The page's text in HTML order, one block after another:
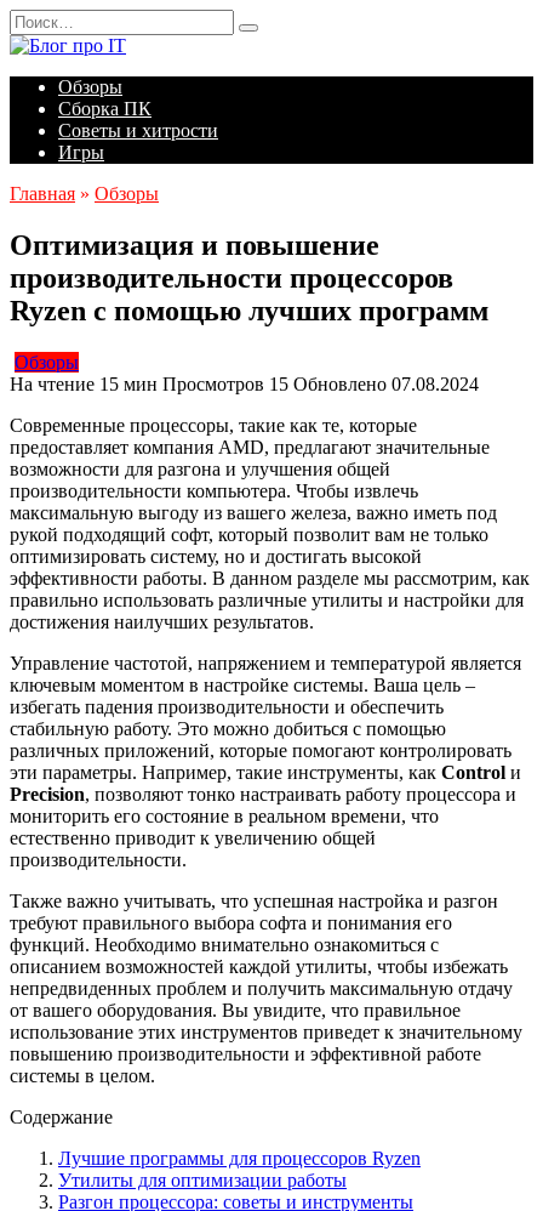
Перейти
к
содержанию
Search
for:
Обзоры
Сборка ПК
Советы и хитрости
Игры
Главная » Обзоры
Оптимизация и повышение
производительности процессоров
Ryzen с помощью лучших программ
Обзоры
На чтение 15 мин Просмотров 15 Обновлено 07.08.2024
Современные процессоры, такие как те, которые
предоставляет компания AMD, предлагают значительные
возможности для разгона и улучшения общей
производительности компьютера. Чтобы извлечь
максимальную выгоду из вашего железа, важно иметь под
рукой подходящий софт, который позволит вам не только
оптимизировать систему, но и достигать высокой
эффективности работы. В данном разделе мы рассмотрим, как
правильно использовать различные утилиты и настройки для
достижения наилучших результатов.
Управление частотой, напряжением и температурой является
ключевым моментом в настройке системы. Ваша цель –
избегать падения производительности и обеспечить
стабильную работу. Это можно добиться с помощью
различных приложений, которые помогают контролировать
эти параметры. Например, такие инструменты, как Control и
Precision, позволяют тонко настраивать работу процессора и
мониторить его состояние в реальном времени, что
естественно приводит к увеличению общей
производительности.
Также важно учитывать, что успешная настройка и разгон
требуют правильного выбора софта и понимания его
функций. Необходимо внимательно ознакомиться с
описанием возможностей каждой утилиты, чтобы избежать
непредвиденных проблем и получить максимальную отдачу
от вашего оборудования. Вы увидите, что правильное
использование этих инструментов приведет к значительному
повышению производительности и эффективной работе
системы в целом.
Содержание
Лучшие программы для процессоров Ryzen
Утилиты для оптимизации работы
Разгон процессора: советы и инструменты